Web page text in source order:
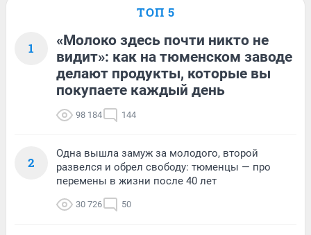
ТОП 5
1
«Молоко здесь почти никто не
видит»: как на тюменском заводе
делают продукты, которые вы
покупаете каждый день
98 184 144
2
Одна вышла замуж за молодого, второй
развелся и обрел свободу: тюменцы — про
перемены в жизни после 40 лет
30 726 50